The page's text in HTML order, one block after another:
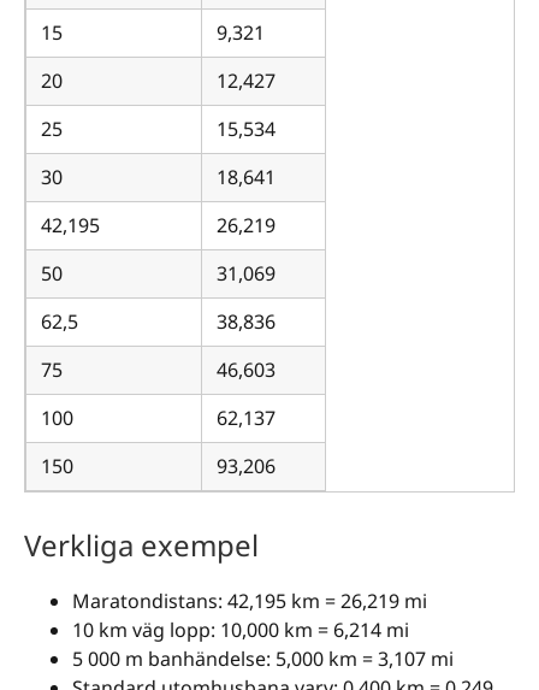
15
9,321
20
12,427
25
15,534
30
18,641
42,195
26,219
50
31,069
62,5
38,836
75
46,603
100
62,137
150
93,206
Verkliga exempel
Maratondistans: 42,195 km = 26,219 mi
10 km väg lopp: 10,000 km = 6,214 mi
5 000 m banhändelse: 5,000 km = 3,107 mi